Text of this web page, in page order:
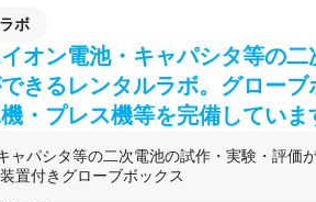
録が一か所で完結します。
の発塵測定
・流れの 可視化
アロゾル挙動検証
・ 製薬製品の清浄度評価
ーター塗布実験（重量物搬入対応）
燥工程実験（水系・溶剤系
ボ
イオン電池・キャパシタ等の
きるレンタルラボ。グローブ
・プレス機等を完備していま
ャパシタ等の二次電池の試作・実験・評価
置付きグローブボックス